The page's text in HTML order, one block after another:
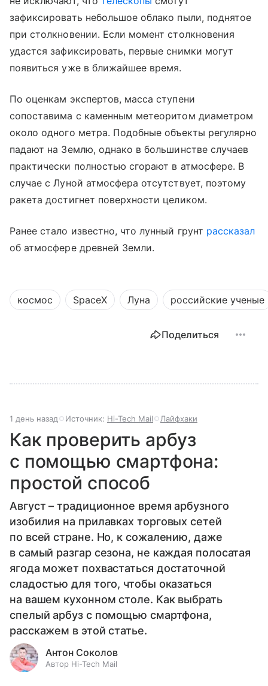
зафиксировать небольшое облако пыли, поднятое
при столкновении. Если момент столкновения
удастся зафиксировать, первые снимки могут
появиться уже в ближайшее время.
По оценкам экспертов, масса ступени
сопоставима с каменным метеоритом диаметром
около одного метра. Подобные объекты регулярно
падают на Землю, однако в большинстве случаев
практически полностью сгорают в атмосфере. В
случае с Луной атмосфера отсутствует, поэтому
ракета достигнет поверхности целиком.
Ранее стало известно, что лунный грунт рассказал
об атмосфере древней Земли.
космос SpaceX Луна российские ученые
Поделиться
1 день назад Источник: Hi-Tech Mail Лайфхаки
Как проверить арбуз
с помощью смартфона:
простой способ
Август – традиционное время арбузного
изобилия на прилавках торговых сетей
по всей стране. Но, к сожалению, даже
в самый разгар сезона, не каждая полосатая
ягода может похвастаться достаточной
сладостью для того, чтобы оказаться
на вашем кухонном столе. Как выбрать
спелый арбуз с помощью смартфона,
расскажем в этой статье.
Антон Соколов
Автор Hi-Tech Mail